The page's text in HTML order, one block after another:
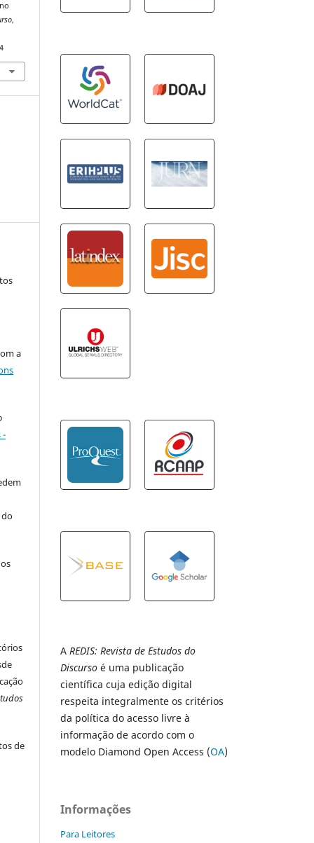
,
a
-
do
de
A REDIS: Revista de Estudos do
Discurso é uma publicação
científica cuja edição digital
respeita integralmente os critérios
da política do acesso livre à
informação de acordo com o
modelo Diamond Open Access (OA)
Informações
Para Leitores